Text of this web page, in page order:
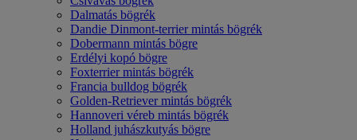
Dalmatás bögrék
Dandie Dinmont-terrier mintás bögrék
Dobermann mintás bögre
Erdélyi kopó bögre
Foxterrier mintás bögrék
Francia bulldog bögrék
Golden-Retriever mintás bögrék
Hannoveri véreb mintás bögrék
Holland juhászkutyás bögre